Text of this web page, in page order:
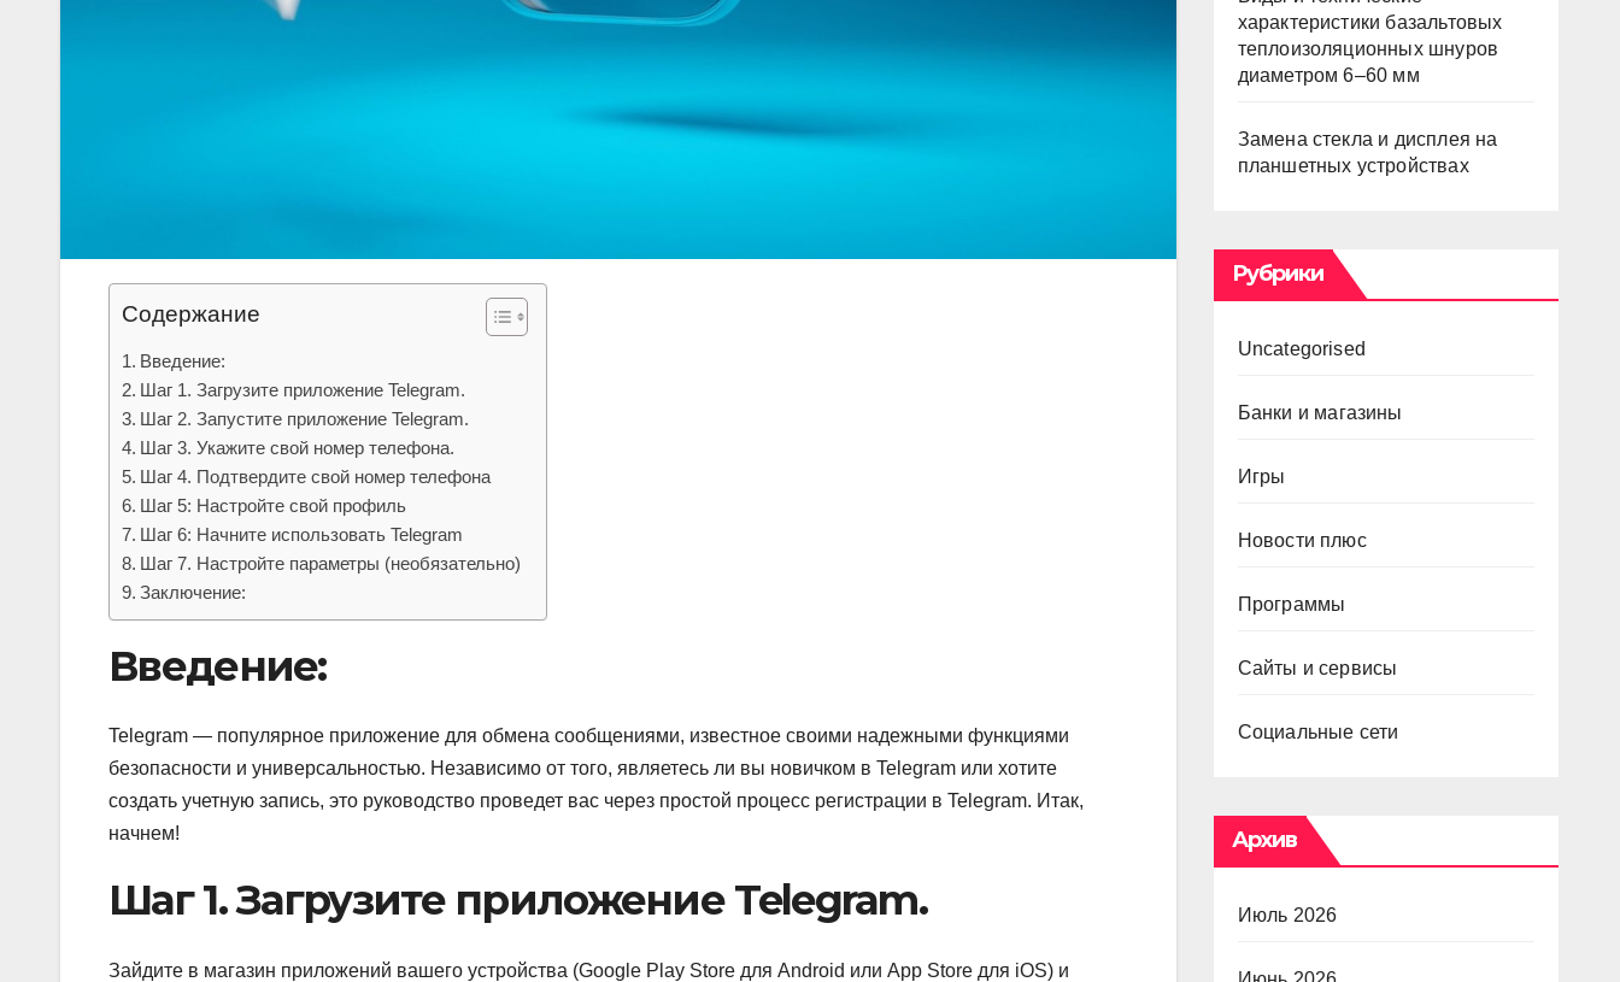
Содержание
Введение:
Шаг 1. Загрузите приложение Telegram.
Шаг 2. Запустите приложение Telegram.
Шаг 3. Укажите свой номер телефона.
Шаг 4. Подтвердите свой номер телефона
Шаг 5: Настройте свой профиль
Шаг 6: Начните использовать Telegram
Шаг 7. Настройте параметры (необязательно)
Заключение:
Введение:
Telegram — популярное приложение для обмена сообщениями, известное своими надежными функциями
безопасности и универсальностью. Независимо от того, являетесь ли вы новичком в Telegram или хотите
создать учетную запись, это руководство проведет вас через простой процесс регистрации в Telegram. Итак,
начнем!
Шаг 1. Загрузите приложение Telegram.
Зайдите в магазин приложений вашего устройства (Google Play Store для Android или App Store для iOS) и
характеристики базальтовых
теплоизоляционных шнуров
диаметром 6–60 мм
Замена стекла и дисплея на
планшетных устройствах
Рубрики
Uncategorised
Банки и магазины
Игры
Новости плюс
Программы
Сайты и сервисы
Социальные сети
Архив
Июль 2026